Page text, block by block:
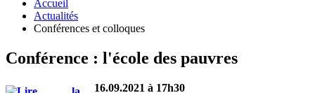
Accueil
Actualités
Conférences et colloques
Conférence : l'école des pauvres
16.09.2021 à 17h30